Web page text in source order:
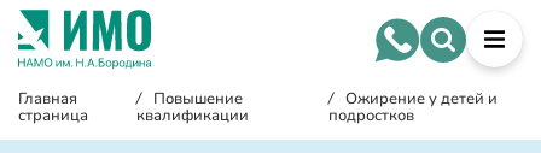
Главная
страница
/ Повышение
квалификации
/ Ожирение у детей и
подростков